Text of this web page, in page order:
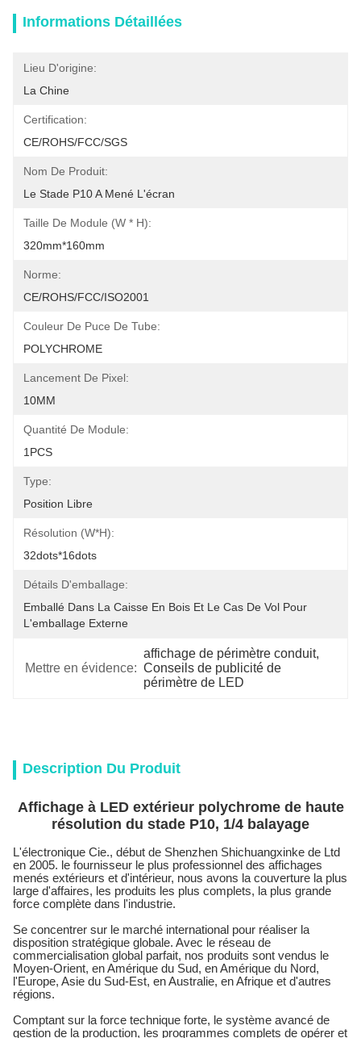
Informations Détaillées
Lieu D'origine:
La Chine
Certification:
CE/ROHS/FCC/SGS
Nom De Produit:
Le Stade P10 A Mené L'écran
Taille De Module (W * H):
320mm*160mm
Norme:
CE/ROHS/FCC/ISO2001
Couleur De Puce De Tube:
POLYCHROME
Lancement De Pixel:
10MM
Quantité De Module:
1PCS
Type:
Position Libre
Résolution (W*H):
32dots*16dots
Détails D'emballage:
Emballé Dans La Caisse En Bois Et Le Cas De Vol Pour
L'emballage Externe
Mettre en évidence:
affichage de périmètre conduit,
Conseils de publicité de
périmètre de LED
Description Du Produit
Affichage à LED extérieur polychrome de haute
résolution du stade P10, 1/4 balayage
L'électronique Cie., début de Shenzhen Shichuangxinke de Ltd
en 2005. le fournisseur le plus professionnel des affichages
menés extérieurs et d'intérieur, nous avons la couverture la plus
large d'affaires, les produits les plus complets, la plus grande
force complète dans l'industrie.
Se concentrer sur le marché international pour réaliser la
disposition stratégique globale. Avec le réseau de
commercialisation global parfait, nos produits sont vendus le
Moyen-Orient, en Amérique du Sud, en Amérique du Nord,
l'Europe, Asie du Sud-Est, en Australie, en Afrique et d'autres
régions.
Comptant sur la force technique forte, le système avancé de
gestion de la production, les programmes complets de opérer et